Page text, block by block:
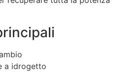
a idrogetto